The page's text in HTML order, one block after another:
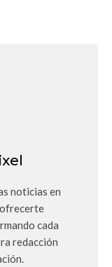
noticias en
cada
redacción